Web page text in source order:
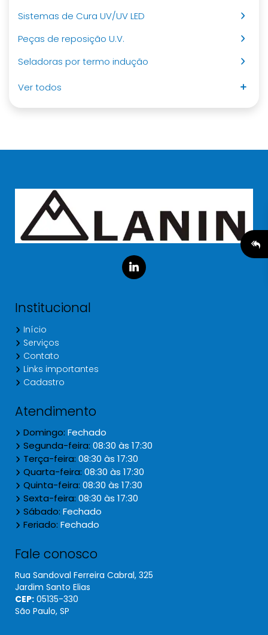
Sistemas de Cura UV/UV LED
Peças de reposição U.V.
Seladoras por termo indução
Ver todos
Institucional
Início
Serviços
Contato
Links importantes
Cadastro
Atendimento
Domingo: Fechado
Segunda-feira: 08:30 às 17:30
Terça-feira: 08:30 às 17:30
Quarta-feira: 08:30 às 17:30
Quinta-feira: 08:30 às 17:30
Sexta-feira: 08:30 às 17:30
Sábado: Fechado
Feriado: Fechado
Fale conosco
Rua Sandoval Ferreira Cabral, 325
Jardim Santo Elias
CEP: 05135​-330
São Paulo, SP